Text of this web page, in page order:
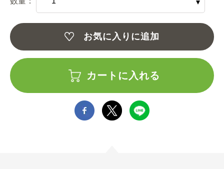
お気に入りに追加
カートに入れる